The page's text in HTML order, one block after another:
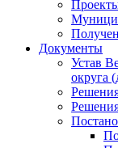
Документы
Устав
округа